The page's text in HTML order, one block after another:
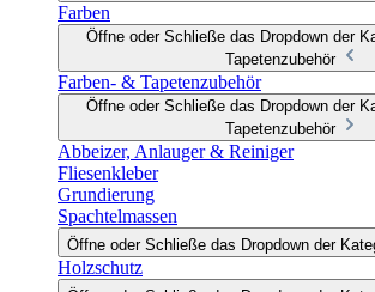
Farben
Öffne oder Schließe das Dropdown der
Tapetenzubehör
Farben- & Tapetenzubehör
Öffne oder Schließe das Dropdown der
Tapetenzubehör
Abbeizer, Anlauger & Reiniger
Fliesenkleber
Grundierung
Spachtelmassen
Öffne oder Schließe das Dropdown der
Holzschutz